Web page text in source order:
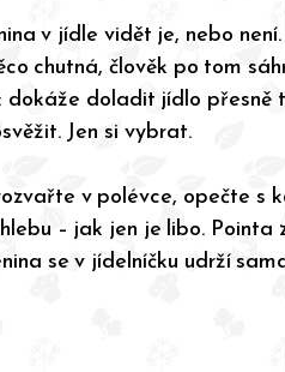
v jídle vidět je, nebo není.
chutná, člověk po tom
dokáže doladit jídlo přesně
Jen si vybrat.
v polévce, opečte s
– jak jen je libo. Pointa
se v jídelníčku udrží